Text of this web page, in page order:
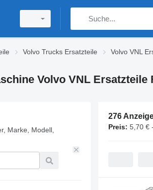
Volvo Trucks Ersatzteile Volvo VNL
Volvo VNL Ersatzteile
Marke, Modell,
276
Preis: 5,70 €